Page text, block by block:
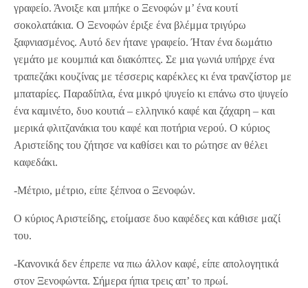
γραφείο. Άνοιξε και μπήκε ο Ξενοφών μ’ ένα κουτί
σοκολατάκια. Ο Ξενοφών έριξε ένα βλέμμα τριγύρω
ξαφνιασμένος. Αυτό δεν ήτανε γραφείο. Ήταν ένα δωμάτιο
γεμάτο με κουμπιά και διακόπτες. Σε μια γωνιά υπήρχε ένα
τραπεζάκι κουζίνας με τέσσερις καρέκλες κι ένα τρανζίστορ με
μπαταρίες. Παραδίπλα, ένα μικρό ψυγείο κι επάνω στο ψυγείο
ένα καμινέτο, δυο κουτιά – ελληνικό καφέ και ζάχαρη – και
μερικά φλιτζανάκια του καφέ και ποτήρια νερού. Ο κύριος
Αριστείδης του ζήτησε να καθίσει και το ρώτησε αν θέλει
καφεδάκι.
-Μέτριο, μέτριο, είπε ξέπνοα ο Ξενοφών.
Ο κύριος Αριστείδης, ετοίμασε δυο καφέδες και κάθισε μαζί
του.
-Κανονικά δεν έπρεπε να πιω άλλον καφέ, είπε απολογητικά
στον Ξενοφώντα. Σήμερα ήπια τρεις απ’ το πρωί.